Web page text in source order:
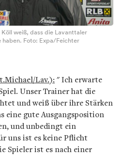
weiß, dass die Lavanttaler
haben. Foto: Expa/Feichter
Lav.): " Ich erwarte
Unser Trainer hat die
und weiß über ihre Stärken
eine gute Ausgangsposition
und unbedingt ein
uns ist es keine Pflicht
Spieler ist es nach einer